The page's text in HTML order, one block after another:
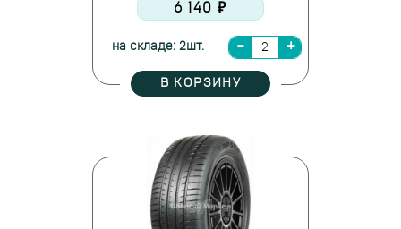
6 140 ₽
на складе: 2шт.
В КОРЗИНУ